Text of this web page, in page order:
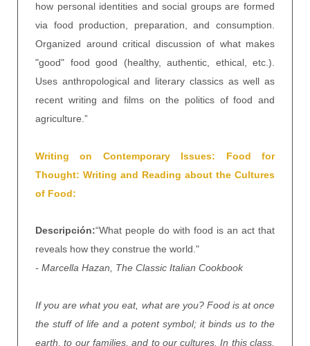
how personal identities and social groups are formed
via food production, preparation, and consumption.
Organized around critical discussion of what makes
"good" food good (healthy, authentic, ethical, etc.).
Uses anthropological and literary classics as well as
recent writing and films on the politics of food and
agriculture.”
Writing on Contemporary Issues: Food for
Thought: Writing and Reading about the Cultures
of Food:
Descripción:“What people do with food is an act that
reveals how they construe the world."
- Marcella Hazan, The Classic Italian Cookbook
If you are what you eat, what are you? Food is at once
the stuff of life and a potent symbol; it binds us to the
earth, to our families, and to our cultures. In this class,